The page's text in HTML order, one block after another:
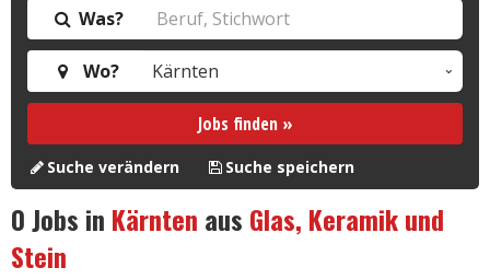
Was?
Wo?
Jobs finden »
Suche verändern Suche speichern
0Jobs in Kärnten aus Glas, Keramik und
Stein